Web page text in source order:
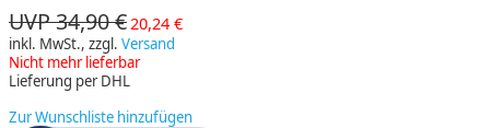
UVP 34,90 € 20,24 €
inkl. MwSt., zzgl. Versand
Nicht mehr lieferbar
Lieferung per DHL
Zur Wunschliste hinzufügen